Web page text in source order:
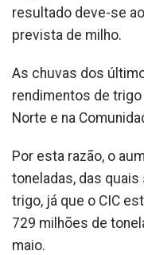
resultado deve-se
prevista de milho.
As chuvas dos
rendimentos de trigo
Norte e na
Por esta razão, o
toneladas, das
trigo, já que o CIC
729 milhões de
maio.